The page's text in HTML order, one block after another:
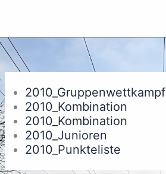
springen
2010_Gruppenwettkampf
2010_Kombination
2010_Kombination
2010_Junioren
2010_Punkteliste